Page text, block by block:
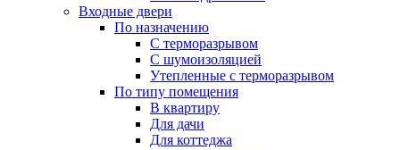
Входные двери
По назначению
С терморазрывом
С шумоизоляцией
Утепленные с терморазрывом
По типу помещения
В квартиру
Для дачи
Для коттеджа